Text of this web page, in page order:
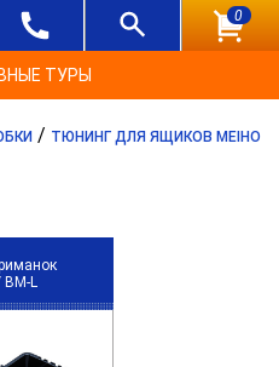
0
ТУРЫ
/ ТЮНИНГ ДЛЯ ЯЩИКОВ MEIHO
BM-L